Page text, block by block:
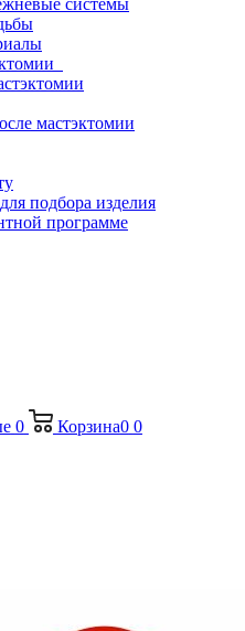
системы
мастэктомии
подбора изделия
программе
0 Корзина0 0